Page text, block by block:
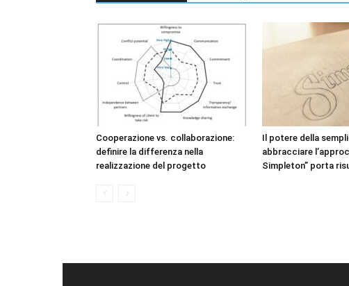
Cooperazione vs. collaborazione:
definire la differenza nella
realizzazione del progetto
Il potere della
abbracciare
Simpleton” porta